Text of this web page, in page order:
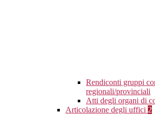
Rendiconti gruppi
regionali/provinciali
Atti degli organi di
Articolazione degli uffici 2